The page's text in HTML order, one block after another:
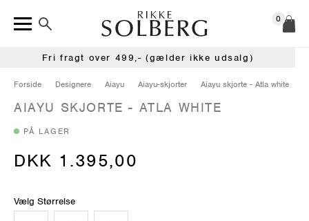
0
Fri fragt over 499,- (gælder ikke udsalg)
Forside Designere Aiayu Aiayu-skjorter Aiayu skjorte - Atla white
AIAYU SKJORTE - ATLA WHITE
PÅ LAGER
DKK 1.395,00
Vælg Størrelse